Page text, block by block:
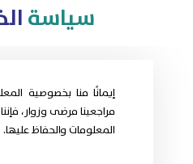
سياسة
إيمانًا منا بخصوصية
مراجعينا مرضى وزوار،
المعلومات والحفاظ عليها.